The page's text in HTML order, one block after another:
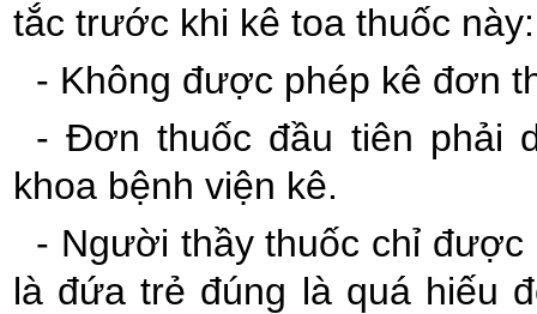
tắc trước khi kê toa thuốc này:
- Không được phép kê đơn
- Đơn thuốc đầu tiên phải
khoa bệnh viện kê.
- Người thầy thuốc chỉ
là đứa trẻ đúng là quá hiếu